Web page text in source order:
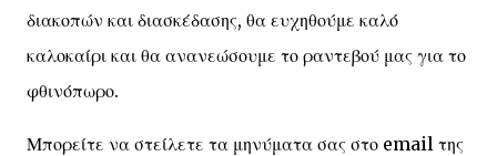
διακοπών και διασκέδασης, θα ευχηθούμε καλό
καλοκαίρι και θα ανανεώσουμε το ραντεβού μας για το
φθινόπωρο.
Μπορείτε να στείλετε τα μηνύματα σας στο email της